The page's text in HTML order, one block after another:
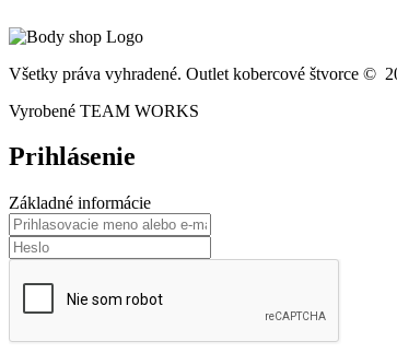
Všetky práva vyhradené. Outlet kobercové štvorce ©
Vyrobené TEAM WORKS
Prihlásenie
Základné informácie